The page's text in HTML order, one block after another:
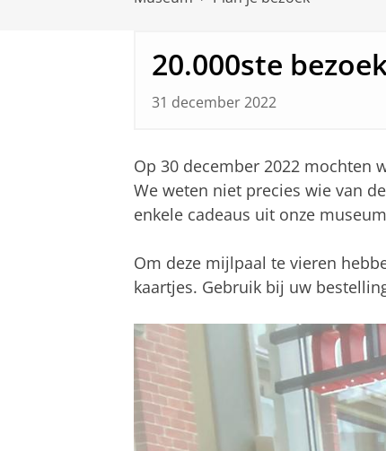
20.000ste
31 december 2022
Op 30 december 2022 mochten
We weten niet precies wie van
enkele cadeaus uit onze
Om deze mijlpaal te vieren
kaartjes. Gebruik bij uw